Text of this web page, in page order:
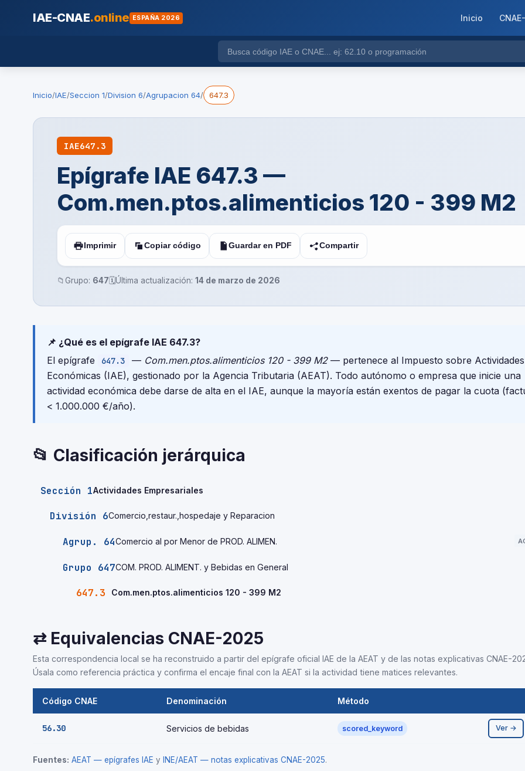
IAE-CNAE.online ESPAÑA 2026 Inicio
Inicio/IAE/Seccion 1/Division 6/Agrupacion 64/ 647.3
IAE647.3
Epígrafe IAE 647.3 —
Com.men.ptos.alimenticios 120 - 399 M2
Imprimir Copiar código Guardar en PDF Compartir
📁 Grupo: 647🗓️Última actualización: 14 de marzo de 2026
📌 ¿Qué es el epígrafe IAE 647.3?
El epígrafe
647.3 — Com.men.ptos.alimenticios 120 - 399 M2— pertenece al Impuesto sobre Actividades
Económicas (IAE), gestionado por la Agencia Tributaria (AEAT). Todo autónomo o empresa que inicie una
actividad económica debe darse de alta en el IAE, aunque la mayoría están exentos de pagar la cuota
< 1.000.000 €/año).
📂 Clasificación jerárquica
Sección 1Actividades Empresariales
División 6Comercio,restaur.,hospedaje y Reparacion
Agrup. 64Comercio al por Menor de PROD. ALIMEN.
Grupo 647COM. PROD. ALIMENT. y Bebidas en General
647.3 Com.men.ptos.alimenticios 120 - 399 M2
⇄ Equivalencias CNAE-2025
Esta correspondencia local se ha reconstruido a partir del epígrafe oficial IAE de la AEAT y de las notas explicativas CNAE-
Úsala como referencia práctica y confirma el encaje final con la AEAT si la actividad tiene matices relevantes.
Código CNAE Denominación Método
56.30 Servicios de bebidas scored_keyword Ver →
Fuentes: AEAT — epígrafes IAE y INE/AEAT — notas explicativas CNAE-2025.